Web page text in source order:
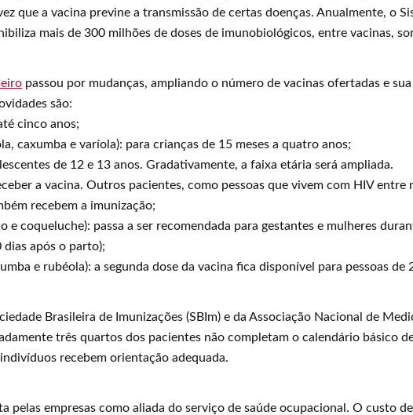
que a vacina previne a transmissão de certas doenças. Anualmente, o
mais de 300 milhões de doses de imunobiológicos, entre vacinas,
passou por mudanças, ampliando o número de vacinas ofertadas e sua
são:
cinco anos;
caxumba e varíola): para crianças de 15 meses a quatro anos;
de 12 e 13 anos. Gradativamente, a faixa etária será ampliada.
a vacina. Outros pacientes, como pessoas que vivem com HIV entre
recebem a imunização;
e coqueluche): passa a ser recomendada para gestantes e mulheres
após o parto);
e rubéola): a segunda dose da vacina fica disponível para pessoas de
Brasileira de Imunizações (SBIm) e da Associação Nacional de
três quartos dos pacientes não completam o calendário básico
recebem orientação adequada.
pelas empresas como aliada do serviço de saúde ocupacional. O custo